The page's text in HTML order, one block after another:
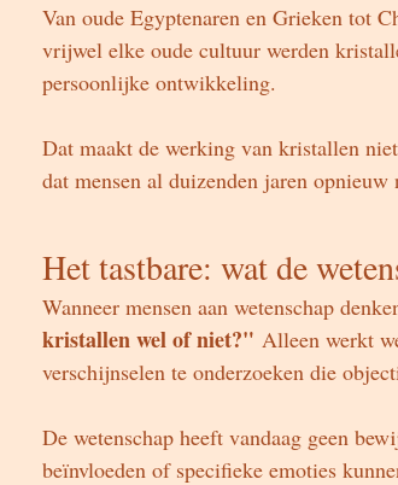
Van oude Egyptenaren en Grieken tot
vrijwel elke oude cultuur werden
persoonlijke ontwikkeling.
Dat maakt de werking van kristallen
dat mensen al duizenden jaren
Het tastbare: wat de
Wanneer mensen aan wetenschap
kristallen wel of niet?" Alleen werkt
verschijnselen te onderzoeken die
De wetenschap heeft vandaag geen
beïnvloeden of specifieke emoties